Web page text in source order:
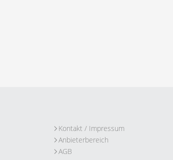
Kontakt / Impressum
Anbieterbereich
AGB